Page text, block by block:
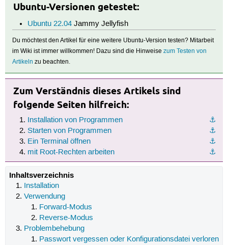
Ubuntu-Versionen getestet:
Ubuntu 22.04Jammy Jellyfish
Du möchtest den Artikel für eine weitere Ubuntu-Version testen? Mitarbeit
im Wiki ist immer willkommen! Dazu sind die Hinweisezum Testen von
Artikeln zu beachten.
Zum Verständnis dieses Artikels sind
folgende Seiten hilfreich:
⚓︎
Installation von Programmen
⚓︎
Starten von Programmen
⚓︎
Ein Terminal öffnen
⚓︎
mit Root-Rechten arbeiten
Inhaltsverzeichnis
Installation
Verwendung
Forward-Modus
Reverse-Modus
Problembehebung
Passwort vergessen oder Konfigurationsdatei verloren